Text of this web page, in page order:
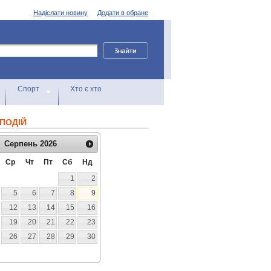
Додати в обране
Надіслати новину
Спорт Хто є хто
Серпень 2026
Ср Чт Пт Сб
Нд
1
2
5 6 7 8
9
12 13 14 15
16
19 20 21 22
23
26 27 28 29
30